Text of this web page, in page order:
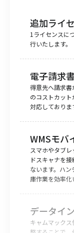
追加ライ
1ライセンスに
行いたします。
電子請求
得意先へ請求
のコストカッ
対応しておりま
WMSモバ
スマホやタブ
ドスキャナを
ないます。ハ
庫作業を効率化
データイ
キャムマック